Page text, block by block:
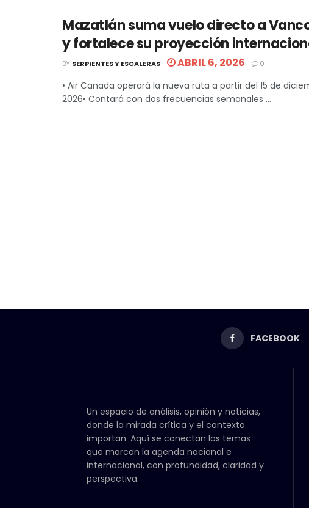
Mazatlán suma vuelo directo a
y fortalece su proyección
BY SERPIENTES Y ESCALERAS ABRIL 6, 2026 0
• Air Canada operará la nueva ruta a partir del 15 de
2026• Contará con dos frecuencias semanales ...
FACEBOOK
Un espacio de análisis, opinión y noticias,
donde la mirada crítica y el contexto
importan. Aquí se conectan los temas
que marcan la agenda nacional e
internacional, con profundidad, claridad y
perspectiva.